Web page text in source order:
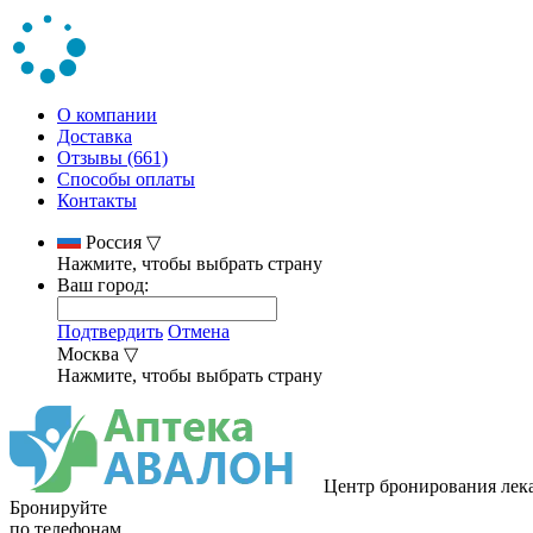
О компании
Доставка
Отзывы (661)
Способы оплаты
Контакты
Россия ▽
Нажмите, чтобы выбрать страну
Ваш город:
Подтвердить Отмена
Москва ▽
Нажмите, чтобы выбрать страну
Центр бронирования
Бронируйте
по телефонам